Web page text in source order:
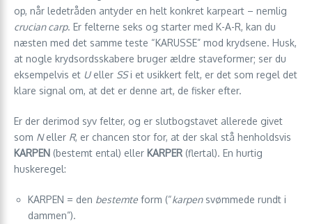
op, når ledetråden antyder en helt konkret karpeart – nemlig
crucian carp. Er felterne seks og starter med K-A-R, kan du
næsten med det samme teste “KARUSSE” mod krydsene. Husk,
at nogle krydsordsskabere bruger ældre staveformer; ser du
eksempelvis et Ueller SSi et usikkert felt, er det som regel det
klare signal om, at det er denne art, de fisker efter.
Er der derimod syv felter, og er slutbogstavet allerede givet
som Neller R, er chancen stor for, at der skal stå henholdsvis
KARPEN (bestemt ental) eller KARPER (flertal). En hurtig
huskeregel:
K​A​R​P​E​N = den bestemte form (“karpensvømmede rundt i
dammen”).